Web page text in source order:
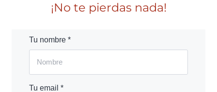
¡No te pierdas nada!
Tu nombre *
Tu email *